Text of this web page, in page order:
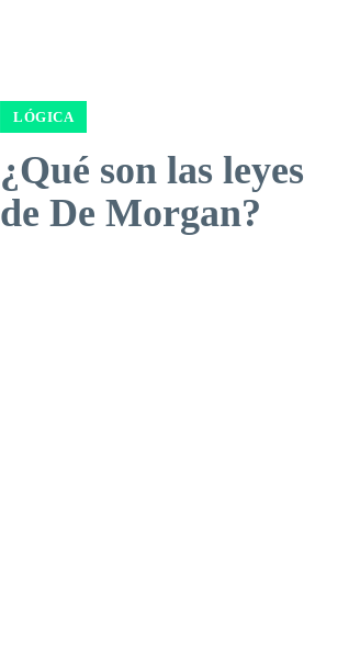
LÓGICA
¿Qué son las leyes
de De Morgan?